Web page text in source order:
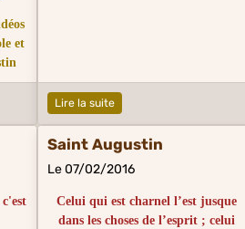
et
Lire la suite
Saint Augustin
Le 07/02/2016
Celui qui est charnel l’est jusque
dans les choses de l’esprit ; celui